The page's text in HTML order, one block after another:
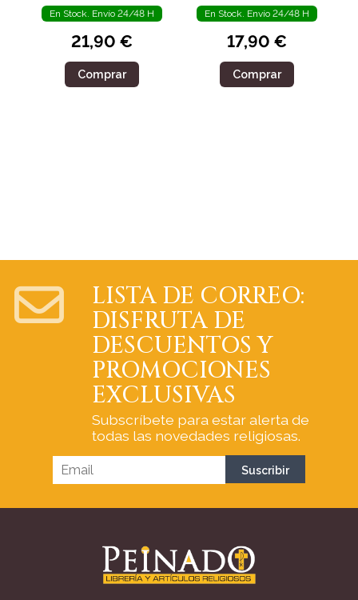
En Stock. Envío 24/48 H
21,90 €
Comprar
En Stock. Envío 24/48 H
17,90 €
Comprar
LISTA DE CORREO:
DISFRUTA DE
DESCUENTOS Y
PROMOCIONES
EXCLUSIVAS
Subscríbete para estar alerta de
todas las novedades religiosas.